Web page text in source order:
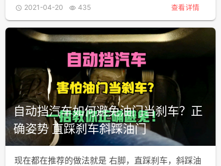
 2021-04-20  435 查看详情
自动挡汽车如何避免油门当刹车？正
确姿势 直踩刹车斜踩油门
现在都在推荐的做法就是 右脚，直踩刹车，斜踩油